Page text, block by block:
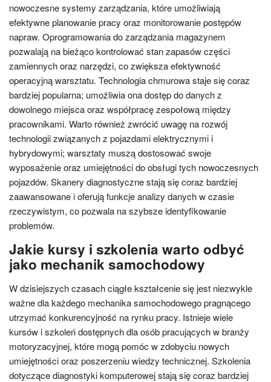
nowoczesne systemy zarządzania, które umożliwiają
efektywne planowanie pracy oraz monitorowanie postępów
napraw. Oprogramowania do zarządzania magazynem
pozwalają na bieżąco kontrolować stan zapasów części
zamiennych oraz narzędzi, co zwiększa efektywność
operacyjną warsztatu. Technologia chmurowa staje się coraz
bardziej popularna; umożliwia ona dostęp do danych z
dowolnego miejsca oraz współpracę zespołową między
pracownikami. Warto również zwrócić uwagę na rozwój
technologii związanych z pojazdami elektrycznymi i
hybrydowymi; warsztaty muszą dostosować swoje
wyposażenie oraz umiejętności do obsługi tych nowoczesnych
pojazdów. Skanery diagnostyczne stają się coraz bardziej
zaawansowane i oferują funkcje analizy danych w czasie
rzeczywistym, co pozwala na szybsze identyfikowanie
problemów.
Jakie kursy i szkolenia warto odbyć
jako mechanik samochodowy
W dzisiejszych czasach ciągłe kształcenie się jest niezwykle
ważne dla każdego mechanika samochodowego pragnącego
utrzymać konkurencyjność na rynku pracy. Istnieje wiele
kursów i szkoleń dostępnych dla osób pracujących w branży
motoryzacyjnej, które mogą pomóc w zdobyciu nowych
umiejętności oraz poszerzeniu wiedzy technicznej. Szkolenia
dotyczące diagnostyki komputerowej stają się coraz bardziej